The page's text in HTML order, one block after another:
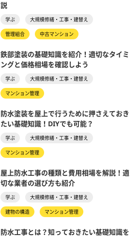
説
学ぶ 大規模修繕・工事・建替え
管理組合 中古マンション
鉄部塗装の基礎知識を紹介！適切なタイミ
ングと価格相場を確認しよう
学ぶ 大規模修繕・工事・建替え
マンション管理
防水塗装を屋上で行うために押さえておき
たい基礎知識！DIYでも可能？
学ぶ 大規模修繕・工事・建替え
マンション管理
屋上防水工事の種類と費用相場を解説！適
切な業者の選び方も紹介
学ぶ 大規模修繕・工事・建替え
建物の構造 マンション管理
防水工事とは？知っておきたい基礎知識を